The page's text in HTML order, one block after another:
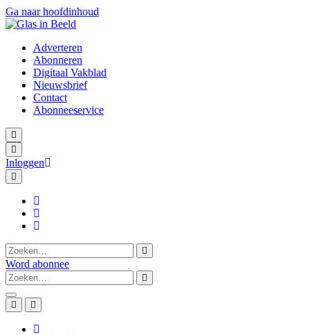
Ga naar hoofdinhoud
Adverteren
Abonneren
Digitaal Vakblad
Nieuwsbrief
Contact
Abonneeservice
Inloggen
Zoeken naar:
Word abonnee
Zoeken naar: